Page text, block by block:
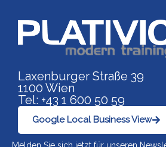
Laxenburger Straße 39
1100 Wien
Tel: +43 1 600 50 59
Google Local Business View